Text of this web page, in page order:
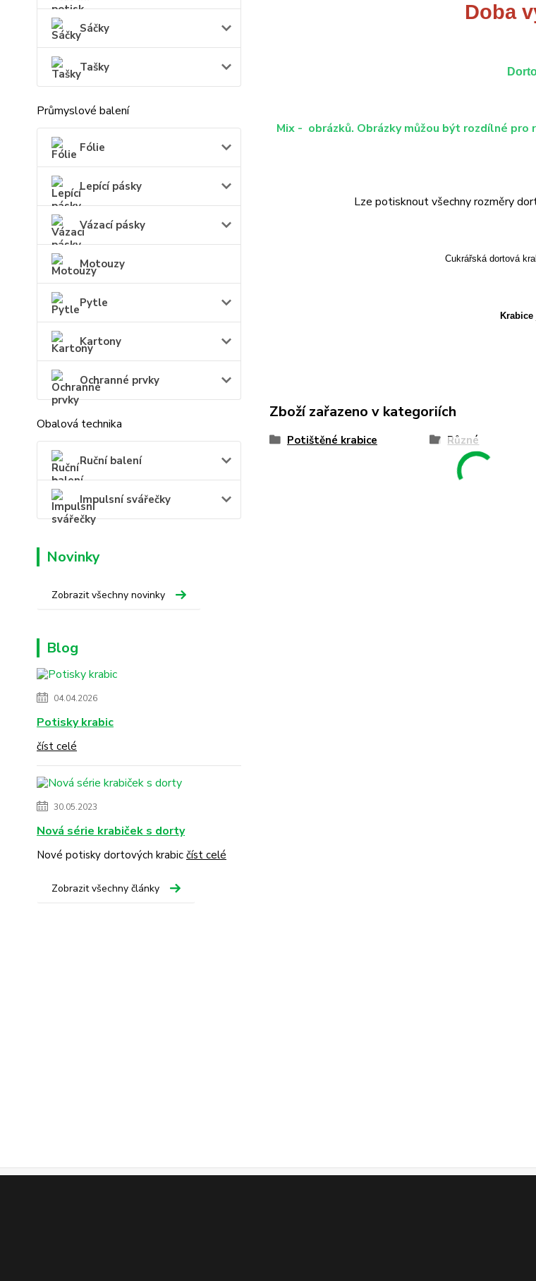
Sáčky
Tašky
Průmyslové balení
Fólie
Lepící pásky
Vázací pásky
Motouzy
Pytle
Kartony
Ochranné prvky
Obalová technika
Ruční balení
Impulsní svářečky
Novinky
Zobrazit všechny novinky
Blog
04.04.2026
Potisky krabic
číst celé
30.05.2023
Nová série krabiček s dorty
Nové potisky dortových krabic číst celé
Zobrazit všechny články
Doba
Mix - obrázků. Obrázky můžou být rozdílné
Lze potisknout všechny rozměry
Cukrářská dortová
Zboží zařazeno v kategoriích
Potištěné krabice Různé